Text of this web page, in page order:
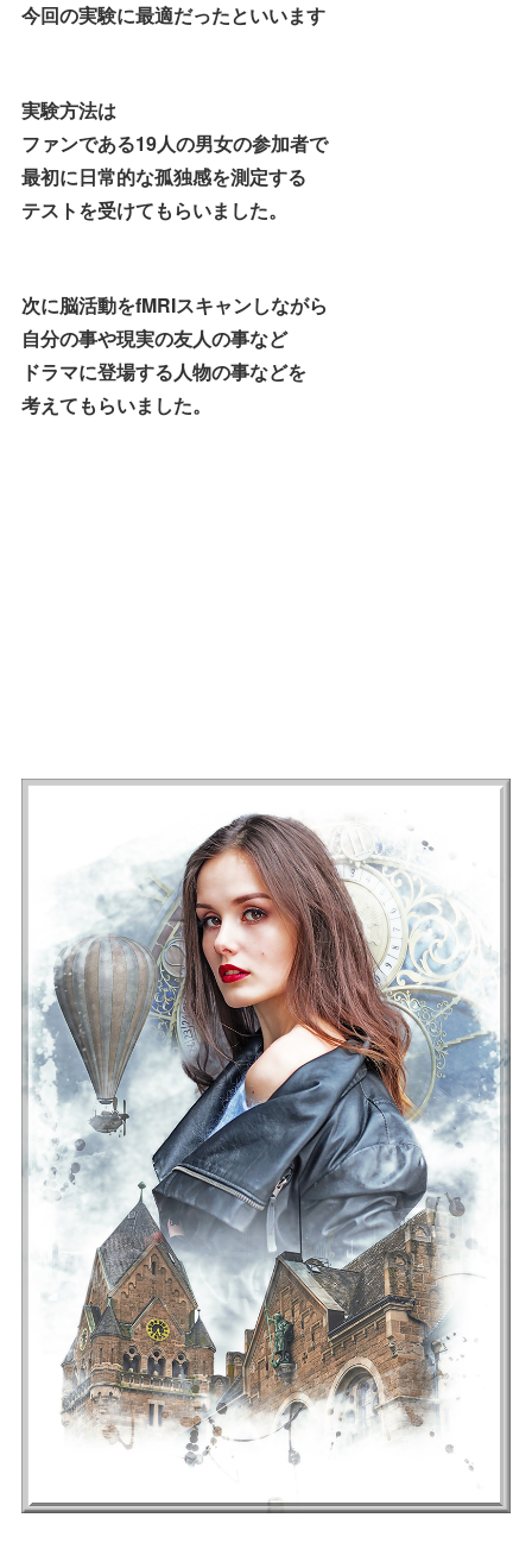
今回の実験に最適だったといいます
実験方法は
ファンである19人の男女の参加者で
最初に日常的な孤独感を測定する
テストを受けてもらいました。
次に脳活動をfMRIスキャンしながら
自分の事や現実の友人の事など
ドラマに登場する人物の事などを
考えてもらいました。